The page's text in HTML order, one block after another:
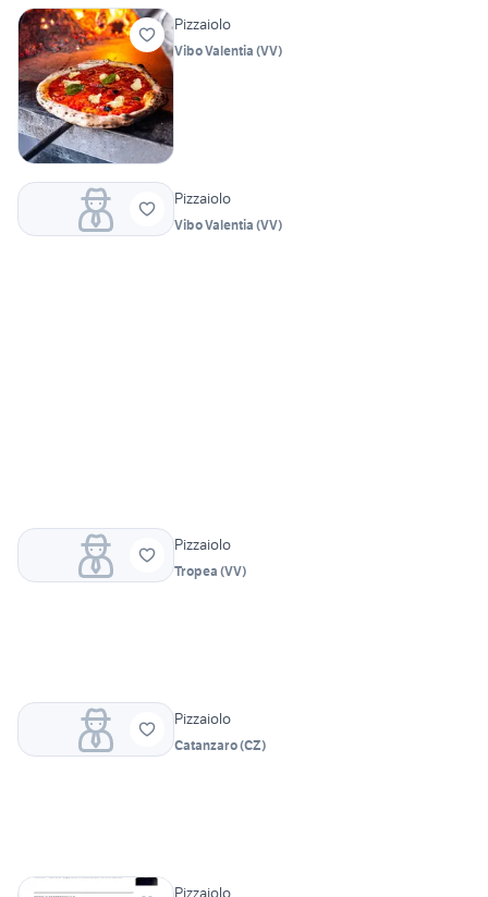
Pizzaiolo
Vibo Valentia (VV)
Pizzaiolo
Vibo Valentia (VV)
Pizzaiolo
Tropea (VV)
Pizzaiolo
Catanzaro(CZ)
Pizzaiolo